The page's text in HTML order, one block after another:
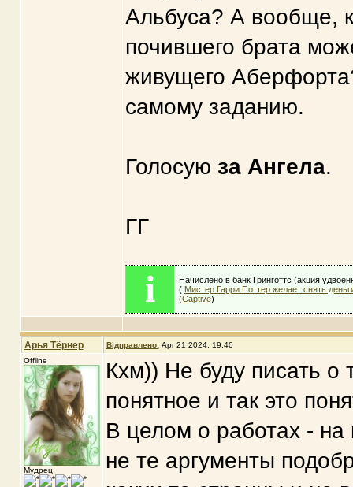
Альбуса? А вообще,
почившего брата
живущего
самому заданию.
Голосую за Ангела.
ГГ
i
Начислено в банк Гринготтс (акция
( Мистер Гарри Поттер желает снять
(Captive)
Арья Тёрнер Відправлено: Apr 21 2024, 19:40
Offline
Мудрец
Кхм)) Не буду писать о
понятное и так это
В целом о работах -
не те аргументы